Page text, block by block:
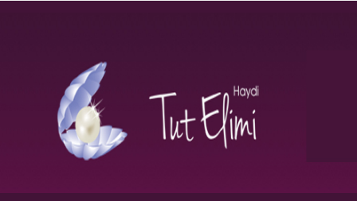
BLOG
Haberler&Makaleler